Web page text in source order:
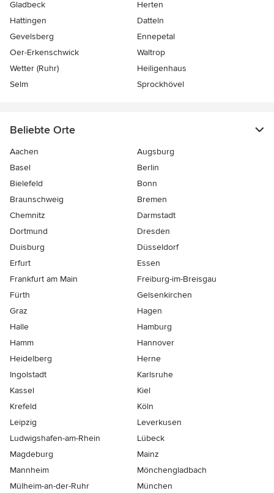
Gladbeck
Herten
Hattingen
Datteln
Gevelsberg
Ennepetal
Oer-Erkenschwick
Waltrop
Wetter (Ruhr)
Heiligenhaus
Selm
Sprockhövel
Beliebte Orte
Aachen
Augsburg
Basel
Berlin
Bielefeld
Bonn
Braunschweig
Bremen
Chemnitz
Darmstadt
Dortmund
Dresden
Duisburg
Düsseldorf
Erfurt
Essen
Frankfurt am Main
Freiburg-im-Breisgau
Fürth
Gelsenkirchen
Graz
Hagen
Halle
Hamburg
Hamm
Hannover
Heidelberg
Herne
Ingolstadt
Karlsruhe
Kassel
Kiel
Krefeld
Köln
Leipzig
Leverkusen
Ludwigshafen-am-Rhein
Lübeck
Magdeburg
Mainz
Mannheim
Mönchen­gladbach
Mülheim-an-der-Ruhr
München